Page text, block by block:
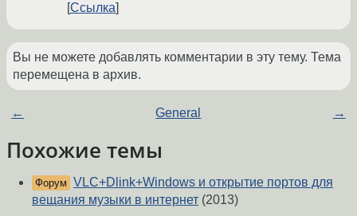
Ссылка
Вы не можете добавлять комментарии в эту тему. Тема
перемещена в архив.
← General →
Похожие темы
Форум VLC+Dlink+Windows и открытие портов для
вещания музыки в интернет (2013)